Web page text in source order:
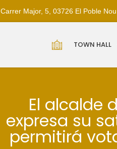
Carrer Major, 5, 03726 El Poble
TOWN HALL
El alcalde
expresa su
permitirá